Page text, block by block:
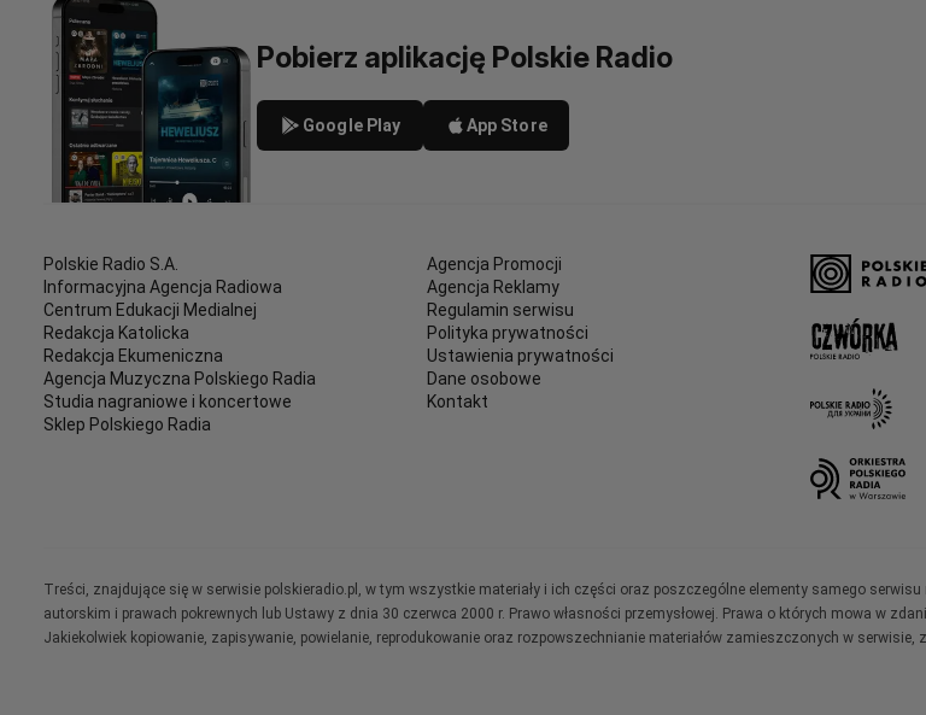
Pobierz aplikację Polskie Radio
Google Play App Store
Polskie Radio S.A.
Informacyjna Agencja Radiowa
Centrum Edukacji Medialnej
Redakcja Katolicka
Redakcja Ekumeniczna
Agencja Muzyczna Polskiego Radia
Studia nagraniowe i koncertowe
Sklep Polskiego Radia
Agencja Promocji
Agencja Reklamy
Regulamin serwisu
Polityka prywatności
Ustawienia prywatności
Dane osobowe
Kontakt
Treści, znajdujące się w serwisie polskieradio.pl, w tym wszystkie materiały i ich części oraz poszczególne elementy samego
autorskim i prawach pokrewnych lub Ustawy z dnia 30 czerwca 2000 r. Prawo własności przemysłowej. Prawa o których mowa w
Jakiekolwiek kopiowanie, zapisywanie, powielanie, reprodukowanie oraz rozpowszechnianie materiałów zamieszczonych w